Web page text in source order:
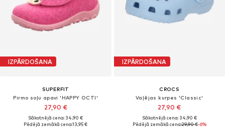
IZPĀRDOŠANA
SUPERFIT
Pirmo soļu apavi 'HAPPY OCTI'
27,90 €
Sākotnējā cena: 34,90 €
Pēdējā zemākā cena:13,95 €
IZPĀRDOŠANA
CROCS
Vaļējas kurpes 'Classic'
27,90 €
Sākotnējā cena: 34,90 €
Pēdējā zemākā cena:29,90 €-6%